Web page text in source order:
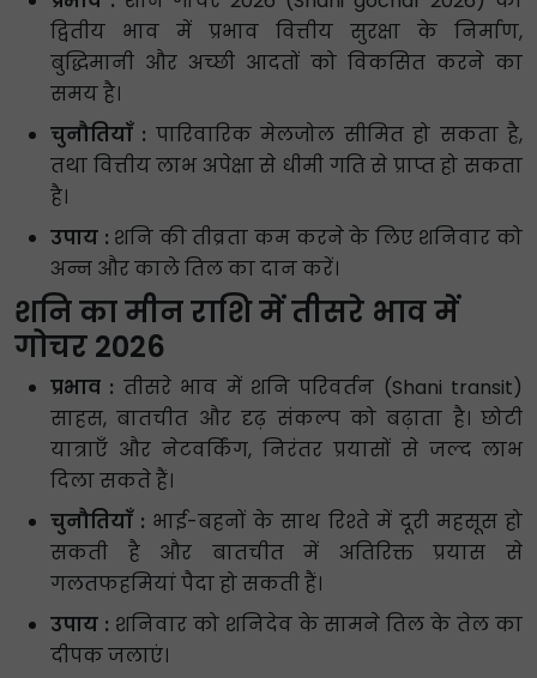
द्वितीय भाव में प्रभाव वित्तीय सुरक्षा के निर्माण,
बुद्धिमानी और अच्छी आदतों को विकसित करने का
समय है।
चुनौतियाँ : पारिवारिक मेलजोल सीमित हो सकता है,
तथा वित्तीय लाभ अपेक्षा से धीमी गति से प्राप्त हो सकता
है।
उपाय : शनि की तीव्रता कम करने के लिए शनिवार को
अन्न और काले तिल का दान करें।
शनि का मीन राशि में तीसरे भाव में
गोचर 2026
प्रभाव : तीसरे भाव में शनि परिवर्तन (Shani transit)
साहस, बातचीत और दृढ़ संकल्प को बढ़ाता है। छोटी
यात्राएँ और नेटवर्किंग, निरंतर प्रयासों से जल्द लाभ
दिला सकते हैं।
चुनौतियाँ : भाई-बहनों के साथ रिश्ते में दूरी महसूस हो
सकती है और बातचीत में अतिरिक्त प्रयास से
गलतफहमियां पैदा हो सकती हैं।
उपाय : शनिवार को शनिदेव के सामने तिल के तेल का
दीपक जलाएं।